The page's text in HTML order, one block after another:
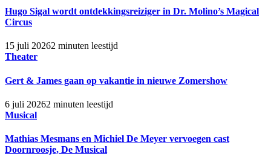
Hugo Sigal wordt ontdekkingsreiziger in Dr. Molino’s Magical
Circus
15 juli 20262 minuten leestijd
Theater
Gert & James gaan op vakantie in nieuwe Zomershow
6 juli 20262 minuten leestijd
Musical
Mathias Mesmans en Michiel De Meyer vervoegen cast
Doornroosje, De Musical